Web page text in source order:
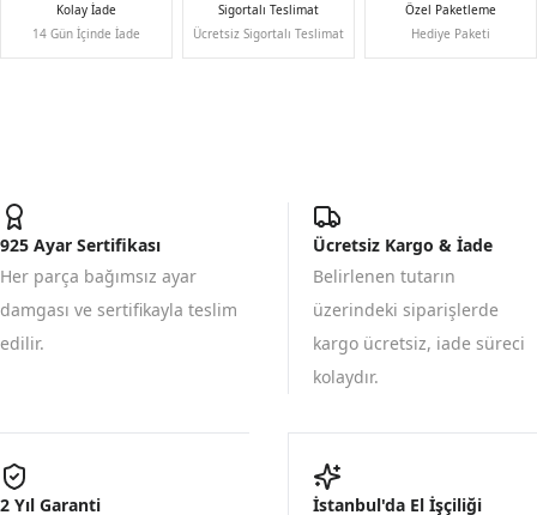
Kolay İade
14 Gün İçinde İade
Sigortalı Teslimat
Ücretsiz Sigortalı Teslimat
Özel Paketleme
Hediye Paketi
925 Ayar Sertifikası
Her parça bağımsız ayar
damgası ve sertifikayla teslim
edilir.
Ücretsiz Kargo & İade
Belirlenen tutarın
üzerindeki siparişlerde
kargo ücretsiz, iade süreci
kolaydır.
2 Yıl Garanti
İstanbul'da El İşçiliği